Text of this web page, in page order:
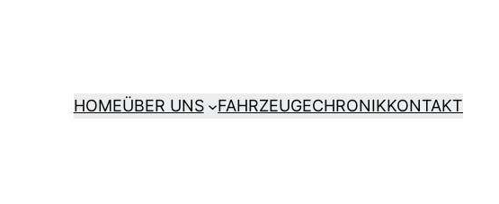
HOMEÜBER UNS FAHRZEUGECHRONIKKONTAKT